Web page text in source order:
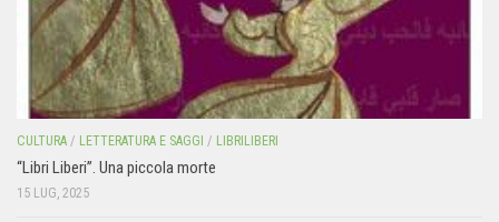
CULTURA / LETTERATURA E SAGGI / LIBRILIBERI
“Libri Liberi”. Una piccola morte
15 LUG, 2025